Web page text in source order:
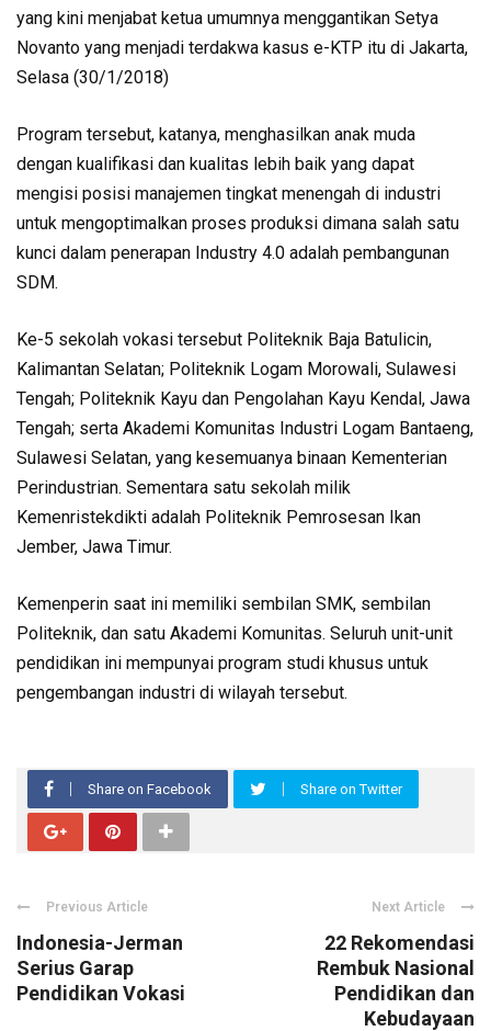
yang kini menjabat ketua umumnya menggantikan Setya
Novanto yang menjadi terdakwa kasus e-KTP itu di Jakarta,
Selasa (30/1/2018)
Program tersebut, katanya, menghasilkan anak muda
dengan kualifikasi dan kualitas lebih baik yang dapat
mengisi posisi manajemen tingkat menengah di industri
untuk mengoptimalkan proses produksi dimana salah satu
kunci dalam penerapan Industry 4.0 adalah pembangunan
SDM.
Ke-5 sekolah vokasi tersebut Politeknik Baja Batulicin,
Kalimantan Selatan; Politeknik Logam Morowali, Sulawesi
Tengah; Politeknik Kayu dan Pengolahan Kayu Kendal, Jawa
Tengah; serta Akademi Komunitas Industri Logam Bantaeng,
Sulawesi Selatan, yang kesemuanya binaan Kementerian
Perindustrian. Sementara satu sekolah milik
Kemenristekdikti adalah Politeknik Pemrosesan Ikan
Jember, Jawa Timur.
Kemenperin saat ini memiliki sembilan SMK, sembilan
Politeknik, dan satu Akademi Komunitas. Seluruh unit-unit
pendidikan ini mempunyai program studi khusus untuk
pengembangan industri di wilayah tersebut.
Share on Facebook Share on Twitter
Previous Article
Indonesia-Jerman
Serius Garap
Pendidikan Vokasi
Next Article
22 Rekomendasi
Rembuk Nasional
Pendidikan dan
Kebudayaan